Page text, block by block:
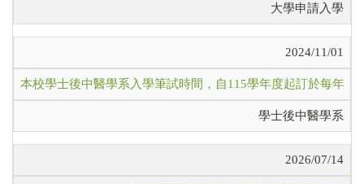
大學申請入學
2024/11/01
本校學士後中醫學系入學筆試時間，自115學年度起訂於每年
學士後中醫學系
2026/07/14